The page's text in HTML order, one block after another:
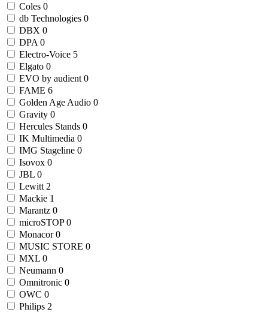
Coles 0
db Technologies 0
DBX 0
DPA 0
Electro-Voice 5
Elgato 0
EVO by audient 0
FAME 6
Golden Age Audio 0
Gravity 0
Hercules Stands 0
IK Multimedia 0
IMG Stageline 0
Isovox 0
JBL 0
Lewitt 2
Mackie 1
Marantz 0
microSTOP 0
Monacor 0
MUSIC STORE 0
MXL 0
Neumann 0
Omnitronic 0
OWC 0
Philips 2